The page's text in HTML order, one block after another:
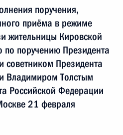
поручения,
приёма в режиме
жительницы Кировской
по поручению Президента
советником Президента
Владимиром Толстым
Российской Федерации
21 февраля